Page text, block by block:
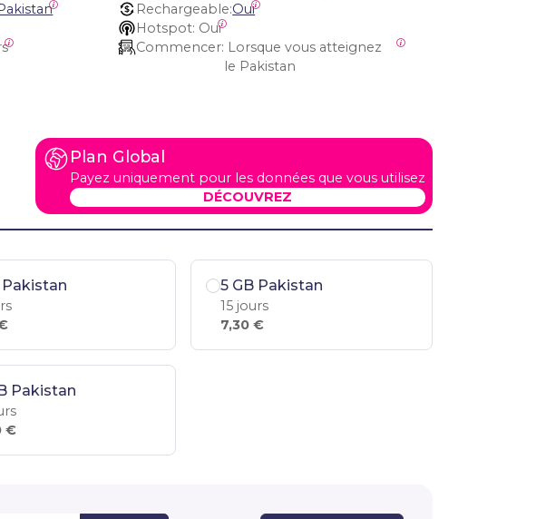
Rechargeable:Oui
Hotspot: Oui
Commencer:
le Pakistan
Plan Global
Payez uniquement pour les données que vous utilisez
DÉCOUVREZ
Pakistan 5 GB Pakistan
15 jours
7,30 €
Pakistan
€